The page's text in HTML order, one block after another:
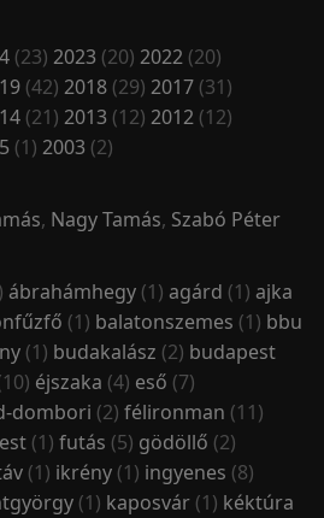
(23) 2023 (20) 2022 (20)
(42) 2018 (29) 2017 (31)
(21) 2013 (12) 2012 (12)
(1) 2003 (2)
, Nagy Tamás, Szabó Péter
ábrahámhegy (1) agárd (1) ajka
(1) balatonszemes (1) bbu
(1) budakalász (2) budapest
éjszaka (4) eső (7)
dombori (2) félironman (11)
(1) futás (5) gödöllő (2)
(1) ikrény (1) ingyenes (8)
(1) kaposvár (1) kéktúra